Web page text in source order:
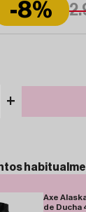
-8%
+
Axe
de Ducha